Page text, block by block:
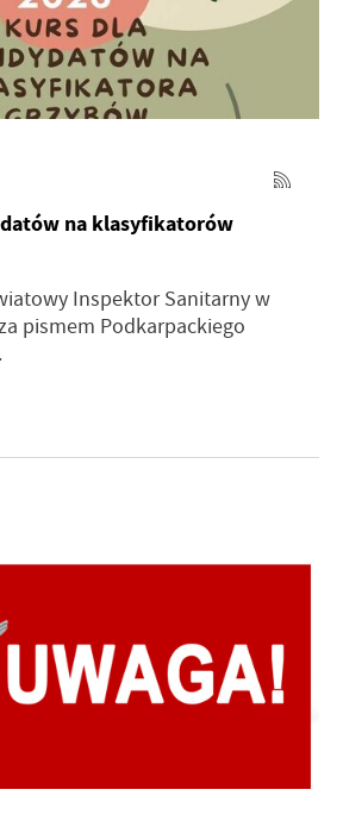
na klasyfikatorów
Inspektor Sanitarny w
pismem Podkarpackiego